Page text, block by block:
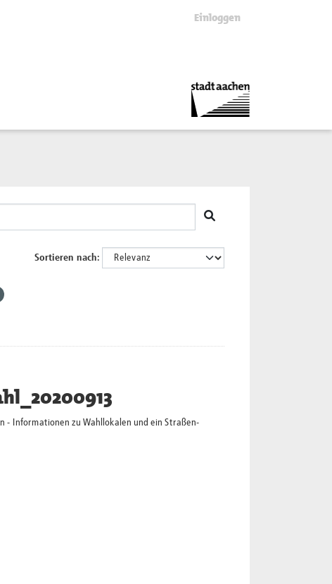
Einloggen
Sortieren nach
- Informationen zu Wahllokalen und ein Straßen-